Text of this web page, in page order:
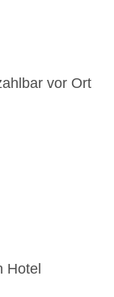
vor Ort
Hotel